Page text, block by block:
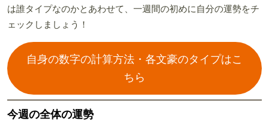
は誰タイプなのかとあわせて、一週間の初めに自分の運勢をチ
ェックしましょう！
自身の数字の計算方法・各文豪のタイプはこ
ちら
今週の全体の運勢